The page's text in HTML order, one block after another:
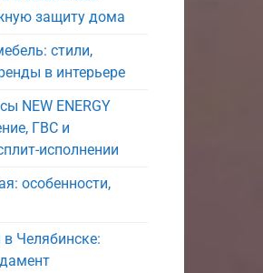
защиту дома
стили,
в интерьере
NEW ENERGY
ГВС и
исполнении
особенности,
Челябинске: